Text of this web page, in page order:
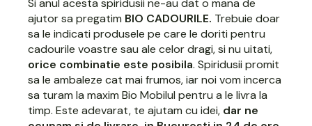
Si anul acesta spiridusii ne-au dat o mana de
ajutor sa pregatim BIO CADOURILE. Trebuie doar
sa le indicati produsele pe care le doriti pentru
cadourile voastre sau ale celor dragi, si nu uitati,
orice combinatie este posibila. Spiridusii promit
sa le ambaleze cat mai frumos, iar noi vom incerca
sa turam la maxim Bio Mobilul pentru a le livra la
timp. Este adevarat, te ajutam cu idei, dar ne